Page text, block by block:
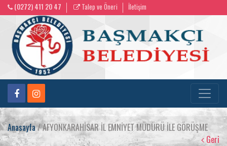
(0272) 411 20 47 Talep ve Öneri İletişim
Anasayfa/ AFYONKARAHİSAR İL EMNİYET MÜDÜRÜ İLE GÖRÜŞME
Geri